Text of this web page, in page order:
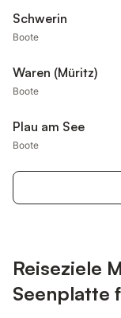
Schwerin
Boote
Waren (Müritz)
Boote
Plau am See
Boote
Reiseziele
Seenplatte